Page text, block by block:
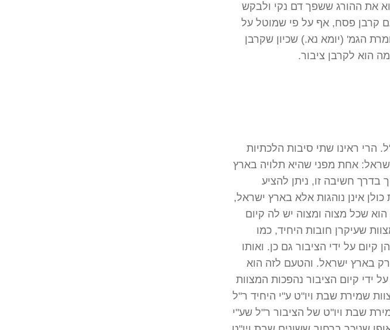
את ההורג ששפך דם נקי ולבקש
קרבן פסח, אף על פי שמוטל על
הגמ' (יומא נא.) שכיון שקרבן
הוא לקרבן ציבור.
הרי ראינו שתי סיבות הלכתיות
אחת מפני שהיא תלויה בארץ
בדרך חשיבה זו, ניתן להציע
אינן נוהגות אלא בארץ ישראל,
שכל מצוה ומצוה יש לה קיום
שעיקרן חובות היחיד, כמו
קיום על ידי הציבור גם כן. ואותו
בארץ ישראל. והטעם לזה הוא
ידי קיום הציבור נהפכות המצוות
שמירת שבת ויו"ט ע"י היחיד ר"ל
שבת ויו"ט של הציבור ר"ל שע"י